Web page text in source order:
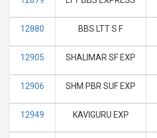
12880 BBS LTT S F
12905 SHALIMAR SF EXP
12906 SHM PBR SUF EXP
12949 KAVIGURU EXP